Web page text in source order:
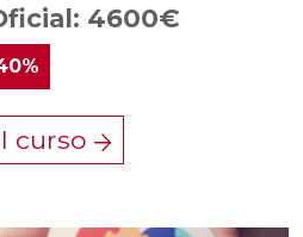
4600€
curso